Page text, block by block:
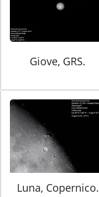
Giove, GRS.
Luna, Copernico.